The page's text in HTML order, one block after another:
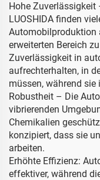
Hohe Zuverlässigkeit
LUOSHIDA finden
Automobilproduktion
erweiterten Bereich
Zuverlässigkeit in
aufrechterhalten, in
müssen, während sie
Robustheit – Die
vibrierenden
Chemikalien
konzipiert, dass sie
arbeiten.
Erhöhte Effizienz:
effektiver, während